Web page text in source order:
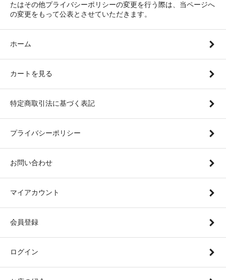
たはその他プライバシーポリシーの変更を行う際は、当ページへ
の変更をもって公表とさせていただきます。
ホーム
カートを見る
特定商取引法に基づく表記
プライバシーポリシー
お問い合わせ
マイアカウント
会員登録
ログイン